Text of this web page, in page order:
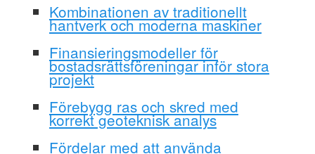
Kombinationen av traditionellt
hantverk och moderna maskiner
Finansieringsmodeller för
bostadsrättsföreningar inför stora
projekt
Förebygg ras och skred med
korrekt geoteknisk analys
Fördelar med att använda